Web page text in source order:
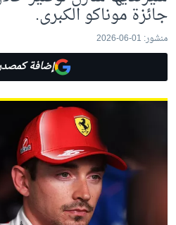
جائزة موناكو الكبرى.
منشور: 01-06-2026
إضافة